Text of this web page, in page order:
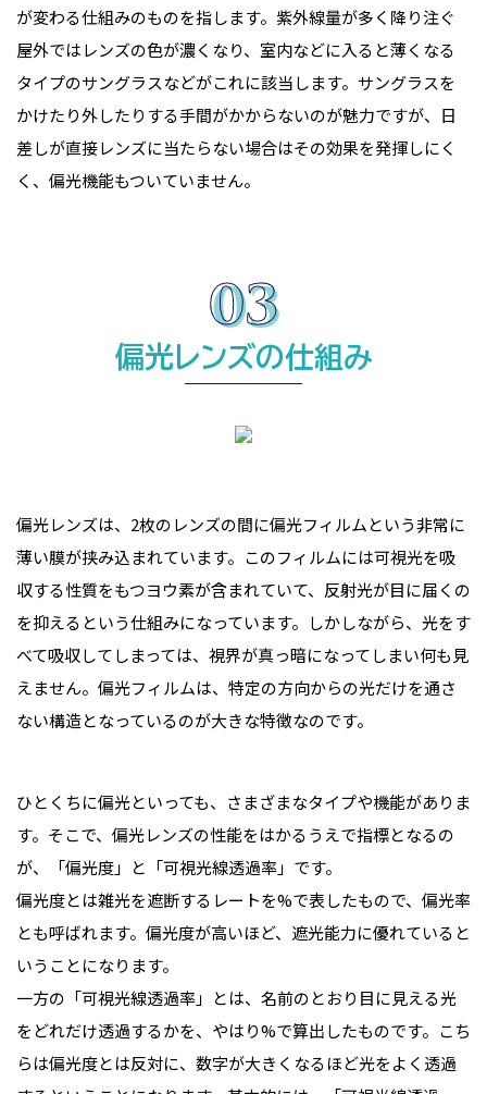
が変わる仕組みのものを指します。紫外線量が多く降り注ぐ
屋外ではレンズの色が濃くなり、室内などに入ると薄くなる
タイプのサングラスなどがこれに該当します。サングラスを
かけたり外したりする手間がかからないのが魅力ですが、日
差しが直接レンズに当たらない場合はその効果を発揮しにく
く、偏光機能もついていません。
偏光レンズの仕組み
偏光レンズは、2枚のレンズの間に偏光フィルムという非常に
薄い膜が挟み込まれています。このフィルムには可視光を吸
収する性質をもつヨウ素が含まれていて、反射光が目に届くの
を抑えるという仕組みになっています。しかしながら、光をす
べて吸収してしまっては、視界が真っ暗になってしまい何も見
えません。偏光フィルムは、特定の方向からの光だけを通さ
ない構造となっているのが大きな特徴なのです。
ひとくちに偏光といっても、さまざまなタイプや機能がありま
す。そこで、偏光レンズの性能をはかるうえで指標となるの
が、「偏光度」と「可視光線透過率」です。
偏光度とは雑光を遮断するレートを%で表したもので、偏光率
とも呼ばれます。偏光度が高いほど、遮光能力に優れていると
いうことになります。
一方の「可視光線透過率」とは、名前のとおり目に見える光
をどれだけ透過するかを、やはり%で算出したものです。こち
らは偏光度とは反対に、数字が大きくなるほど光をよく透過